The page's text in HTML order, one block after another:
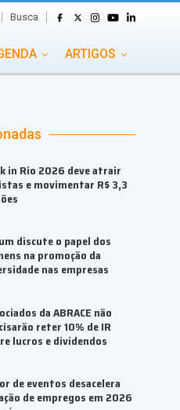
Busca
ARTIGOS
TRANSPORTES
VAI E VEM
in Rio 2026 deve atrair
e movimentar R$ 3,3
discute o papel dos
na promoção da
nas empresas
da ABRACE não
reter 10% de IR
lucros e dividendos
de eventos desacelera
de empregos em 2026